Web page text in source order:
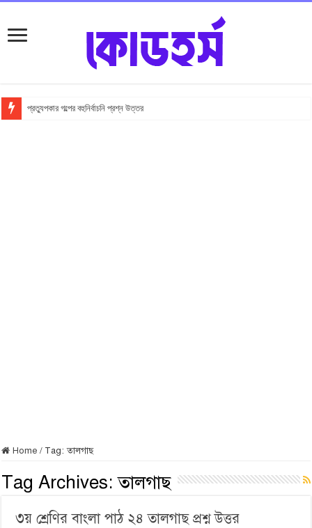
প্রত্যুপকার গল্পের বহুনির্বাচনি প্রশ্ন উত্তর
Home / Tag:তালগাছ
Tag Archives:তালগাছ
৩য় শ্রেণির বাংলা পাঠ ২৪ তালগাছ প্রশ্ন উত্তর